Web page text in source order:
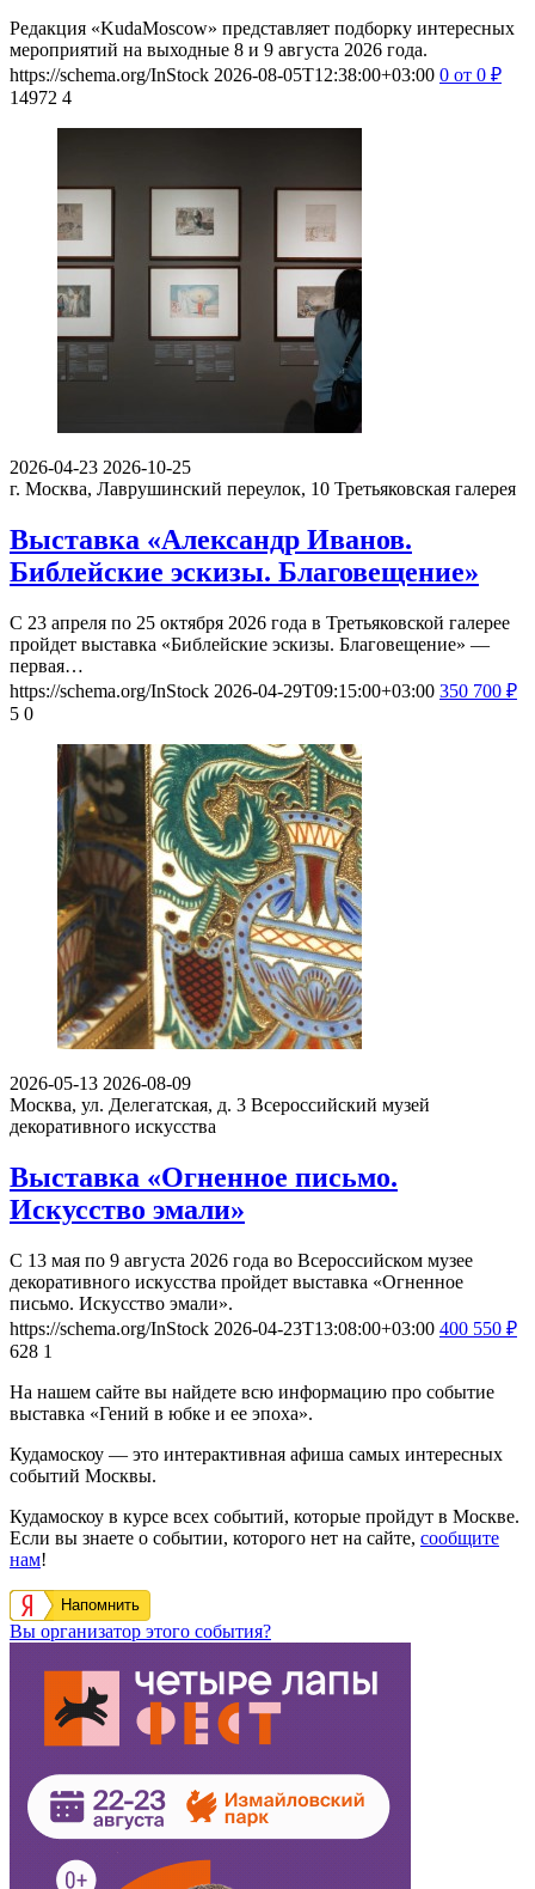
Редакция «KudaMoscow» представляет подборку интересных
мероприятий на выходные 8 и 9 августа 2026 года.
https://schema.org/InStock 2026-08-05T12:38:00+03:00 0 от 0 ₽
14972 4
2026-04-23 2026-10-25
г. Москва, Лаврушинский переулок, 10 Третьяковская галерея
Выставка «Александр Иванов.
Библейские эскизы. Благовещение»
С 23 апреля по 25 октября 2026 года в Третьяковской галерее
пройдет выставка «Библейские эскизы. Благовещение» —
первая…
https://schema.org/InStock 2026-04-29T09:15:00+03:00 350 700 ₽
5 0
2026-05-13 2026-08-09
Москва, ул. Делегатская, д. 3 Всероссийский музей
декоративного искусства
Выставка «Огненное письмо.
Искусство эмали»
С 13 мая по 9 августа 2026 года во Всероссийском музее
декоративного искусства пройдет выставка «Огненное
письмо. Искусство эмали».
https://schema.org/InStock 2026-04-23T13:08:00+03:00 400 550 ₽
628 1
На нашем сайте вы найдете всю информацию про событие
выставка «Гений в юбке и ее эпоха».
Кудамоскоу — это интерактивная афиша самых интересных
событий Москвы.
Кудамоскоу в курсе всех событий, которые пройдут в Москве.
Если вы знаете о событии, которого нет на сайте, сообщите
нам!
Напомнить
Вы организатор этого события?